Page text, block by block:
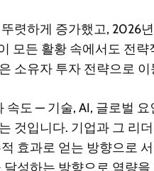
렷하게 증가했고, 2026
모든 활황 속에서도 전
소유자 투자 전략으로
도 — 기술, AI, 글로벌
것입니다. 기업과 그 리
효과로 얻는 방향으로
성하는 방향으로 역량